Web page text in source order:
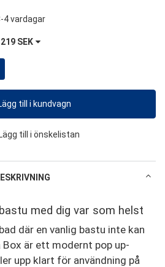
4 vardagar
219 SEK
till i kundvagn
till i önskelistan
med dig var som helst
där en vanlig bastu inte kan
Box är ett modernt pop up-
upp klart för användning på